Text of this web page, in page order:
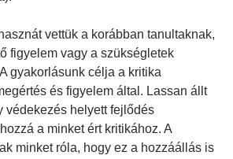
vettük a korábban tanultaknak,
figyelem vagy a szükségletek
gyakorlásunk célja a kritika
és figyelem által. Lassan állt
védekezés helyett fejlődés
a minket ért kritikához. A
minket róla, hogy ez a hozzáállás is